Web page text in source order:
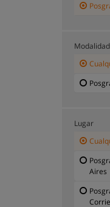
Modalidad
Lugar
Aires